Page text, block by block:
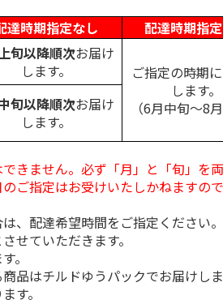
達時期指定なし
配達時期指
旬以降順次お届け
します。
ご指定の時期
します。
（6月中旬～8
旬以降順次お届け
します。
きません。必ず「月」と「旬」を
ご指定はお受けいたしかねますの
、配達希望時間をご指定ください
せていただきます。
。
品はチルドゆうパックでお届けしま
す。